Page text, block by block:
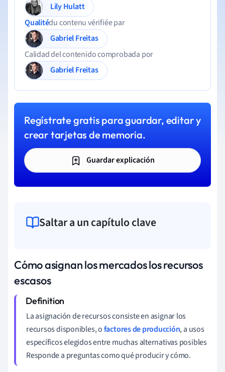
Lily Hulatt
Qualitédu contenu vérifiée par
Gabriel Freitas
Calidad del contenido comprobada por
Gabriel Freitas
Regístrate gratis para guardar, editar y
crear tarjetas de memoria.
Guardar explicación
Saltar a un capítulo clave
Cómo asignan los mercados los recursos
escasos
La asignación de recursos consiste en asignar los
recursos disponibles, ofactores de producción, a usos
específicos elegidos entre muchas alternativas posibles
Responde a preguntas como qué producir y cómo.